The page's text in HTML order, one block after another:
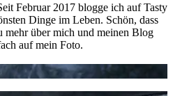
Februar 2017 blogge ich auf Tasty
Dinge im Leben. Schön, dass
mehr über mich und meinen Blog
auf mein Foto.